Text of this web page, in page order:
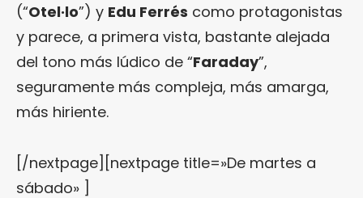
(“Otel·lo”) y Edu Ferrés como protagonistas
y parece, a primera vista, bastante alejada
del tono más lúdico de “Faraday”,
seguramente más compleja, más amarga,
más hiriente.
[/nextpage][nextpage title=»De martes a
sábado» ]